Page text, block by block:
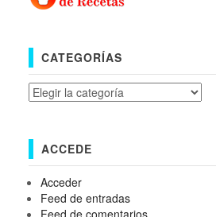
CATEGORÍAS
Categorías
ACCEDE
Acceder
Feed de entradas